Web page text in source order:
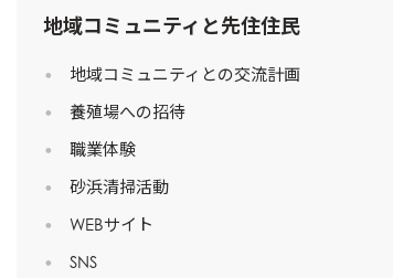
地域コミュニティと先住住民
地域コミュニティとの交流計画
養殖場への招待
職業体験
砂浜清掃活動
WEBサイト
SNS